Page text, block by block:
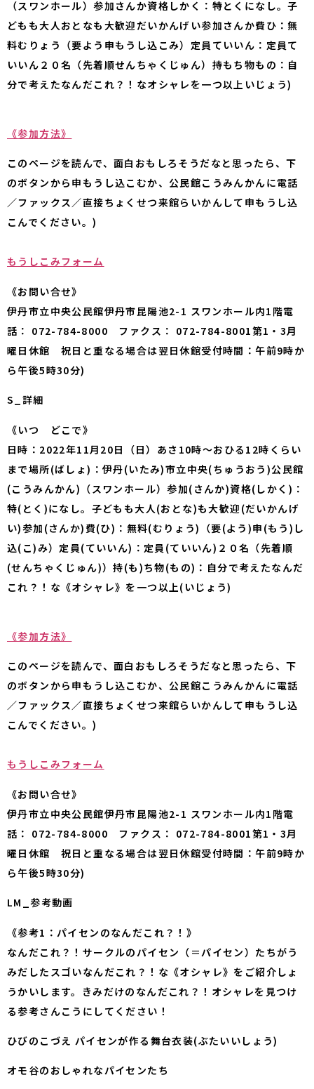
（スワンホール）参加さんか資格しかく：特とくになし。子
どもも大人おとなも大歓迎だいかんげい参加さんか費ひ：無
料むりょう（要よう申もうし込こみ）定員ていいん：定員て
いいん２０名（先着順せんちゃくじゅん）持もち物もの：自
分で考えたなんだこれ？！なオシャレを一つ以上いじょう)
《参加方法》
このページを読んで、面白おもしろそうだなと思ったら、下
のボタンから申もうし込こむか、公民館こうみんかんに電話
／ファックス／直接ちょくせつ来館らいかんして申もうし込
こんでください。)
もうしこみフォーム
《お問い合せ》
伊丹市立中央公民館伊丹市昆陽池2-1 スワンホール内1階電
話： 072-784-8000 ファクス： 072-784-8001第1・3月
曜日休館 祝日と重なる場合は翌日休館受付時間：午前9時か
ら午後5時30分)
S_詳細
《いつ どこで》
日時：2022年11月20日（日）あさ10時～おひる12時くらい
まで場所(ばしょ)：伊丹(いたみ)市立中央(ちゅうおう)公民館
(こうみんかん)（スワンホール）参加(さんか)資格(しかく)：
特(とく)になし。子どもも大人(おとな)も大歓迎(だいかんげ
い)参加(さんか)費(ひ)：無料(むりょう)（要(よう)申(もう)し
込(こ)み）定員(ていいん)：定員(ていいん)２０名（先着順
(せんちゃくじゅん)）持(も)ち物(もの)：自分で考えたなんだ
これ？！な《オシャレ》を一つ以上(いじょう)
《参加方法》
このページを読んで、面白おもしろそうだなと思ったら、下
のボタンから申もうし込こむか、公民館こうみんかんに電話
／ファックス／直接ちょくせつ来館らいかんして申もうし込
こんでください。)
もうしこみフォーム
《お問い合せ》
伊丹市立中央公民館伊丹市昆陽池2-1 スワンホール内1階電
話： 072-784-8000 ファクス： 072-784-8001第1・3月
曜日休館 祝日と重なる場合は翌日休館受付時間：午前9時か
ら午後5時30分)
LM_参考動画
《参考1：パイセンのなんだこれ？！》
なんだこれ？！サークルのパイセン（＝パイセン）たちがう
みだしたスゴいなんだこれ？！な《オシャレ》をご紹介しょ
うかいします。きみだけのなんだこれ？！オシャレを見つけ
る参考さんこうにしてください！
ひびのこづえ パイセンが作る舞台衣装(ぶたいいしょう)
オモ谷のおしゃれなパイセンたち